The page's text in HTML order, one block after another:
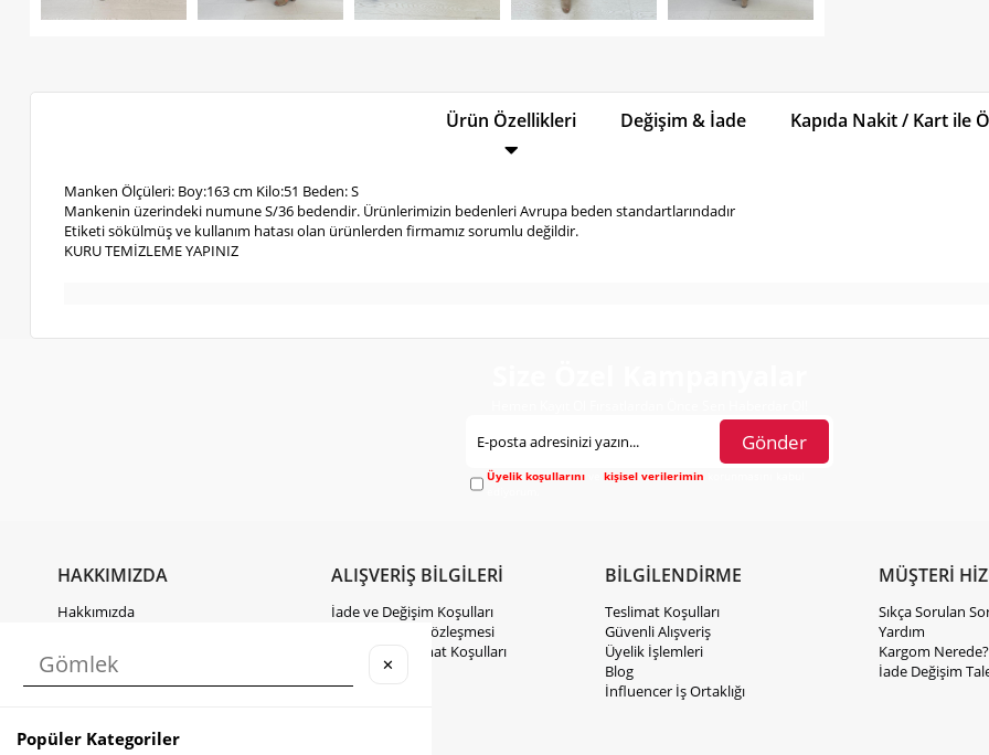
Ürün Özellikleri Değişim & İade Kapıda Nakit / Kart ile
Manken Ölçüleri: Boy:163 cm Kilo:51 Beden: S
Mankenin üzerindeki numune S/36 bedendir. Ürünlerimizin bedenleri Avrupa beden standartlarındadır
Etiketi sökülmüş ve kullanım hatası olan ürünlerden firmamız sorumlu değildir.
KURU TEMİZLEME YAPINIZ
Gönder
Üyelik koşullarını vekişisel verilerimin
HAKKIMIZDA
Hakkımızda
KVKK Hakkında Bilgilendirme
İletişim
Instagram
ALIŞVERİŞ BİLGİLERİ
İade ve Değişim Koşulları
Mesafeli Satış Sözleşmesi
Kargo ve Teslimat Koşulları
BİLGİLENDİRME
Teslimat Koşulları
Güvenli Alışveriş
Üyelik İşlemleri
Blog
İnfluencer İş Ortaklığı
MÜŞTERİ
Sıkça Sorulan
Yardım
Kargom Nerede?
İade Değişim
✕
Popüler Kategoriler